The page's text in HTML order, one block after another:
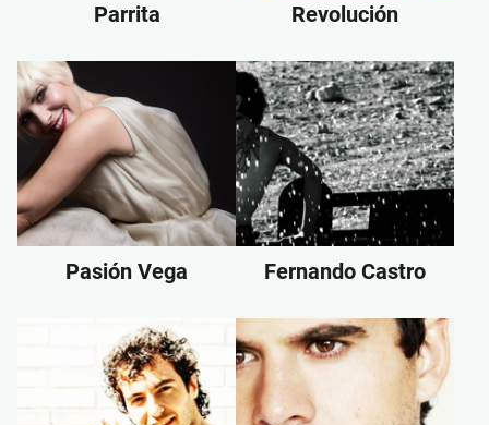
Parrita Revolución
Pasión Vega Fernando Castro